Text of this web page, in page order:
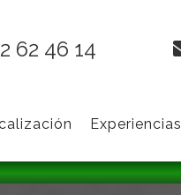
62 46 14
Experiencias